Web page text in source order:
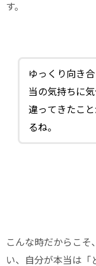
す。
ゆっくり向き
当の気持ちに
違ってきたこ
るね。
こんな時だからこ
い、自分が本当は「